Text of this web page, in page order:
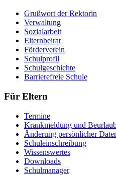
Grußwort der Rektorin
Verwaltung
Sozialarbeit
Elternbeirat
Förderverein
Schulprofil
Schulgeschichte
Barrierefreie Schule
Für Eltern
Termine
Krankmeldung und
Änderung persönlicher
Schuleinschreibung
Wissenswertes
Downloads
Schulmanager